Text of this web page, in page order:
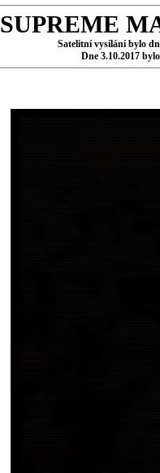
SUPREME
Satelitní vysílání bylo
Dne 3.10.2017